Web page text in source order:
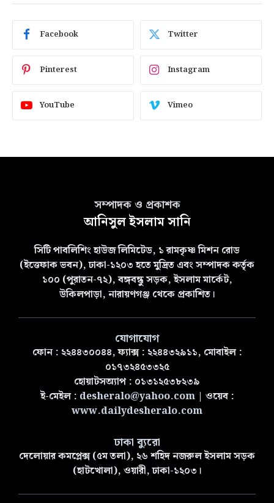
Facebook Twitter
Pinterest Instagram
YouTube Vimeo
সম্পাদক ও প্রকাশক
আনিসুল ইসলাম সানি
সিটি পাবলিশিং হাউজ লিমিটেড, ১ রামকৃষ্ণ মিশন রোড
(ইত্তেফাক ভবন), ঢাকা-১২০৩ হতে মুদ্রিত এবং সম্পাদক কর্তৃক
১০০ (পুরাতন-৭২), বঙ্গবন্ধু সড়ক, ইসলাম মার্কেট,
উকিলপাড়া, নারায়ণগঞ্জ থেকে প্রকাশিত।
যোগাযোগ
ফোন : ২২৪৪৩০০৪৪, ফ্যাক্স : ২২৪৪৩২৯১১, মোবাইল :
০১৭৩২৪৫৩৩২৫
হোয়াটসঅ্যাপ : ০১৩১২৫৩৮২৩৯
ই-মেইল : desheralo@yahoo.com| ওয়েব :
www.dailydesheralo.com
ঢাকা ব্যুরো
দেলোয়ার কমপ্লেক্স (৫ম তলা), ২৬ শহিদ নজরুল ইসলাম সড়ক
(হাটখোলা), ওয়ারী, ঢাকা-১২০৩।